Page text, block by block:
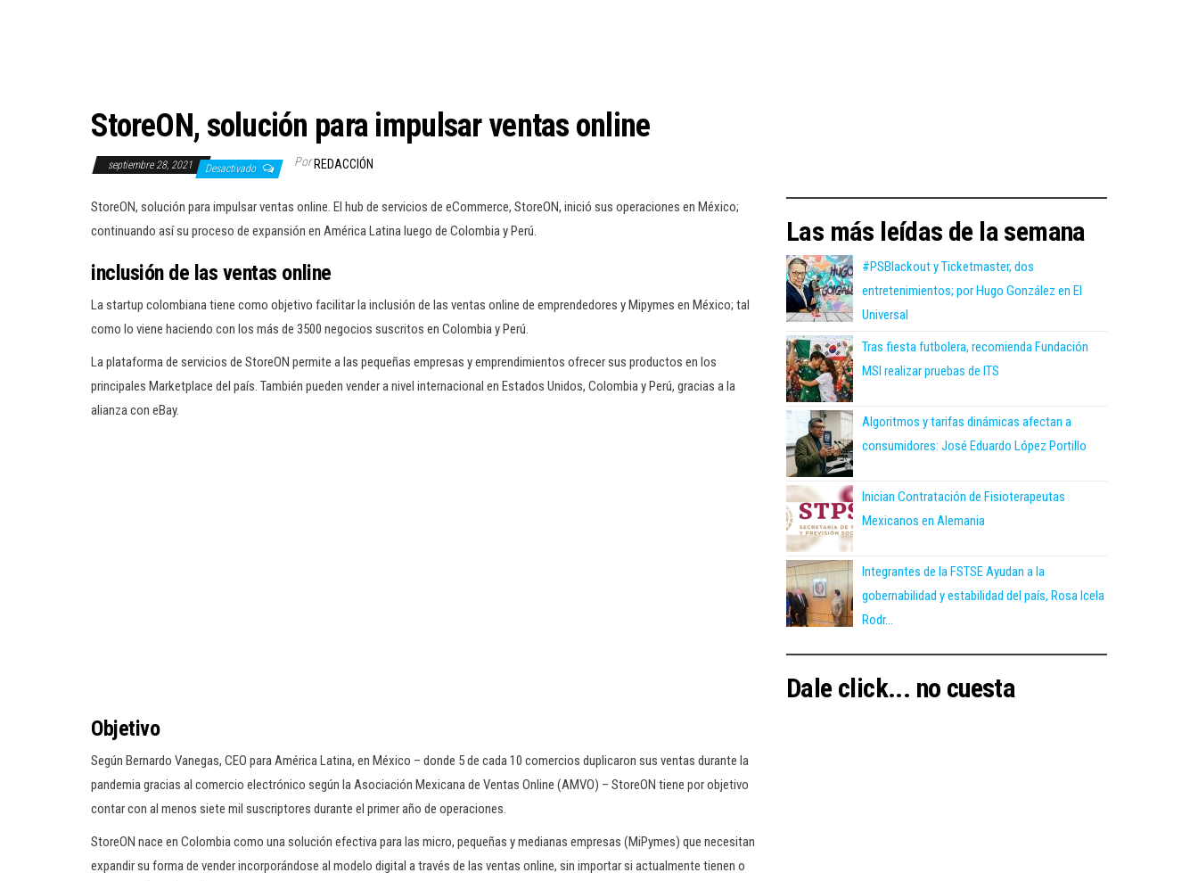
StoreON, solución para impulsar ventas online
septiembre 28, 2021 Desactivado Por REDACCIÓN
StoreON, solución para impulsar ventas online. El hub de servicios de eCommerce, StoreON, inició sus operaciones en México;
continuando así su proceso de expansión en América Latina luego de Colombia y Perú.
inclusión de las ventas online
La startup colombiana tiene como objetivo facilitar la inclusión de las ventas online de emprendedores y Mipymes en México; tal
como lo viene haciendo con los más de 3500 negocios suscritos en Colombia y Perú.
La plataforma de servicios de StoreON permite a las pequeñas empresas y emprendimientos ofrecer sus productos en los
principales Marketplace del país. También pueden vender a nivel internacional en Estados Unidos, Colombia y Perú, gracias a la
alianza con eBay.
Objetivo
Según Bernardo Vanegas, CEO para América Latina, en México – donde 5 de cada 10 comercios duplicaron sus ventas durante la
pandemia gracias al comercio electrónico según la Asociación Mexicana de Ventas Online (AMVO) – StoreON tiene por objetivo
contar con al menos siete mil suscriptores durante el primer año de operaciones.
StoreON nace en Colombia como una solución efectiva para las micro, pequeñas y medianas empresas (MiPymes) que necesitan
expandir su forma de vender incorporándose al modelo digital a través de las ventas online, sin importar si actualmente tienen o
Las más leídas de la semana
#PSBlackout y Ticketmaster, dos
entretenimientos; por Hugo González en El
Universal
Tras fiesta futbolera, recomienda Fundación
MSI realizar pruebas de ITS
Algoritmos y tarifas dinámicas afectan a
consumidores: José Eduardo López Portillo
Inician Contratación de Fisioterapeutas
Mexicanos en Alemania
Integrantes de la FSTSE Ayudan a la
gobernabilidad y estabilidad del país, Rosa Icela
Rodr...
Dale click... no cuesta